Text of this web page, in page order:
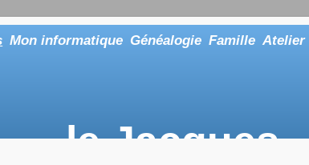
Mon informatique Généalogie Famille Atelier
le Jacques